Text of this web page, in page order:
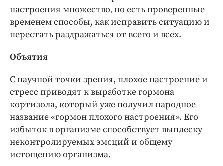
ПРОЕКТЫ
Блоги
Интересное чтиво
Клиника года
Бренд года
Работодатель года
настроения множество, но есть проверенные
временем способы, как исправить ситуацию и
перестать раздражаться от всего и всех.
Объятия
С научной точки зрения, плохое настроение и
стресс приводят к выработке гормона
кортизола, который уже получил народное
название «гормон плохого настроения». Его
избыток в организме способствует выплеску
неконтролируемых эмоций и общему
истощению организма.